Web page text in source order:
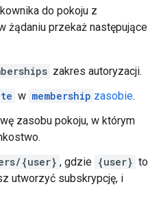
do pokoju z
żądaniu przekaż następujące
zakres autoryzacji.
w membership zasobie.
zasobu pokoju, w którym
{user} , gdzie {user} to
utworzyć subskrypcję, i